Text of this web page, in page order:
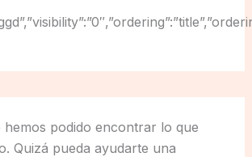
hemos podido encontrar lo que
Quizá pueda ayudarte una